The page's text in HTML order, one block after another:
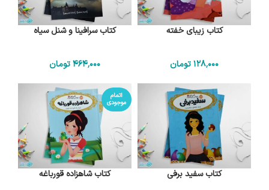
کتاب زیبای خفته
128٬000تومان
کتاب سرافینا و شنل سیاه
464٬000تومان
کتاب سفید برفی
اتمام
موجودی
کتاب شاهزاده قورباغه